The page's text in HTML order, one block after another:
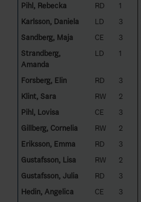
Pihl, Rebecka
RD 1
Karlsson, Daniela
LD 3
Sandberg, Maja
CE 3
Strandberg,
Amanda
LD 1
Forsberg, Elin RD 3
Klint, Sara
RW 2
Pihl, Lovisa
CE 3
Gillberg, Cornelia
RW 2
Eriksson, Emma
RD 3
Gustafsson, Lisa
RW 2
Gustafsson, Julia
RD 3
Hedin, Angelica
CE 3